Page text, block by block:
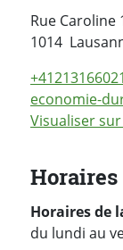
Rue Caroline
1014
+41213166021
economie-
Visualiser
Horaires
Horaires de
du lundi au